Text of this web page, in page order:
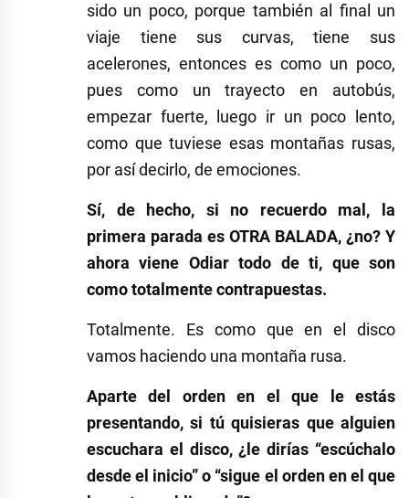
sido un poco, porque también al final un
viaje tiene sus curvas, tiene sus
acelerones, entonces es como un poco,
pues como un trayecto en autobús,
empezar fuerte, luego ir un poco lento,
como que tuviese esas montañas rusas,
por así decirlo, de emociones.
Sí, de hecho, si no recuerdo mal, la
primera parada es OTRA BALADA, ¿no? Y
ahora viene Odiar todo de ti, que son
como totalmente contrapuestas.
Totalmente. Es como que en el disco
vamos haciendo una montaña rusa.
Aparte del orden en el que le estás
presentando, si tú quisieras que alguien
escuchara el disco, ¿le dirías “escúchalo
desde el inicio” o “sigue el orden en el que